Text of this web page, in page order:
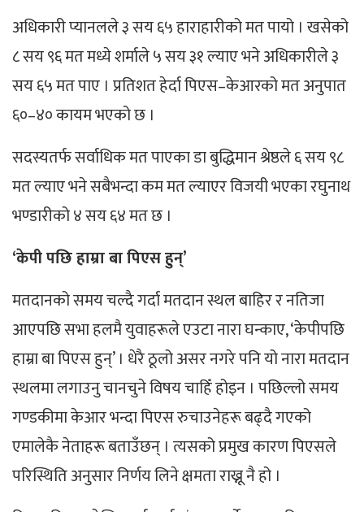
अधिकारी प्यानलले ३ सय ६५ हाराहारीको मत पायो । खसेको
८ सय ९६ मत मध्ये शर्माले ५ सय ३१ ल्याए भने अधिकारीले ३
सय ६५ मत पाए । प्रतिशत हेर्दा पिएस–केआरको मत अनुपात
६०–४० कायम भएको छ ।
सदस्यतर्फ सर्वाधिक मत पाएका डा बुद्धिमान श्रेष्ठले ६ सय ९८
मत ल्याए भने सबैभन्दा कम मत ल्याएर विजयी भएका रघुनाथ
भण्डारीको ४ सय ६४ मत छ ।
‘केपी पछि हाम्रा बा पिएस हुन्’
मतदानको समय चल्दै गर्दा मतदान स्थल बाहिर र नतिजा
आएपछि सभा हलमै युवाहरूले एउटा नारा घन्काए, ‘केपीपछि
हाम्रा बा पिएस हुन्’ । धेरै ठूलो असर नगरे पनि यो नारा मतदान
स्थलमा लगाउनु चानचुने विषय चाहिँ होइन । पछिल्लो समय
गण्डकीमा केआर भन्दा पिएस रुचाउनेहरू बढ्दै गएको
एमालेकै नेताहरू बताउँछन् । त्यसको प्रमुख कारण पिएसले
परिस्थिति अनुसार निर्णय लिने क्षमता राख्नू नै हो ।